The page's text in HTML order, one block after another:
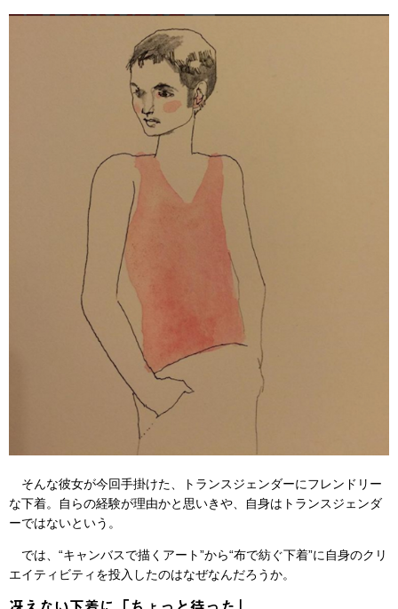
そんな彼女が今回手掛けた、トランスジェンダーにフレンドリー
な下着。自らの経験が理由かと思いきや、自身はトランスジェンダ
ーではないという。
では、“キャンバスで描くアート”から“布で紡ぐ下着”に自身のクリ
エイティビティを投入したのはなぜなんだろうか。